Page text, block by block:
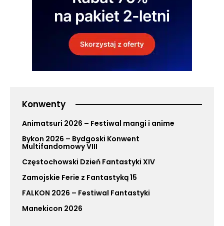
Konwenty
Animatsuri 2026 – Festiwal mangi i anime
Bykon 2026 – Bydgoski Konwent
Multifandomowy VIII
Częstochowski Dzień Fantastyki XIV
Zamojskie Ferie z Fantastyką 15
FALKON 2026 – Festiwal Fantastyki
Manekicon 2026